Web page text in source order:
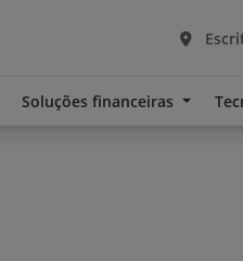
Soluções financeiras